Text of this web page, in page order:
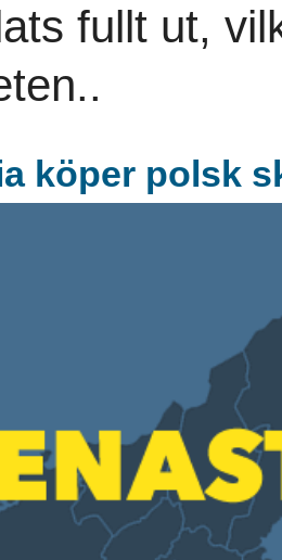
fullt ut,
köper polsk